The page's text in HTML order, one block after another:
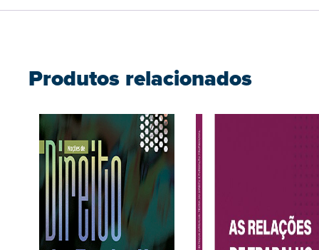
Produtos relacionados